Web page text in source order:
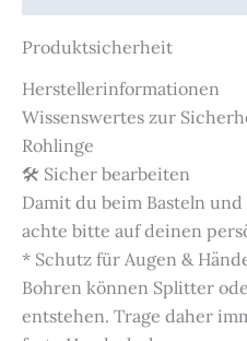
Produktsicherheit
Herstellerinformationen
Wissenswertes zur
Rohlinge
🛠️ Sicher bearbeiten
Damit du beim Basteln
achte bitte auf deinen
* Schutz für Augen &
Bohren können Splitter
entstehen. Trage daher